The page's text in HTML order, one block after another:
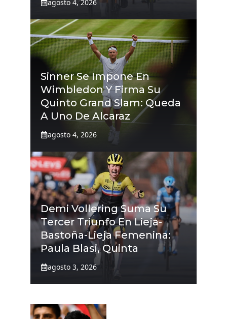
agosto 4, 2026
Sinner Se Impone En
Wimbledon Y Firma Su
Quinto Grand Slam: Queda
A Uno De Alcaraz
agosto 4, 2026
Demi Vollering Suma Su
Tercer Triunfo En Lieja-
Bastoña-Lieja Femenina:
Paula Blasi, Quinta
agosto 3, 2026